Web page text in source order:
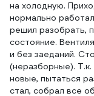
на холодную.
нормально
решил разобрать,
состояние.
и без заеданий.
(неразборные). Т.к.
новые, пытаться
стал, собрал все